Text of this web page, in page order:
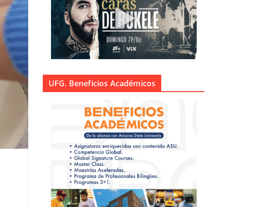
UFG. Beneficios Académicos